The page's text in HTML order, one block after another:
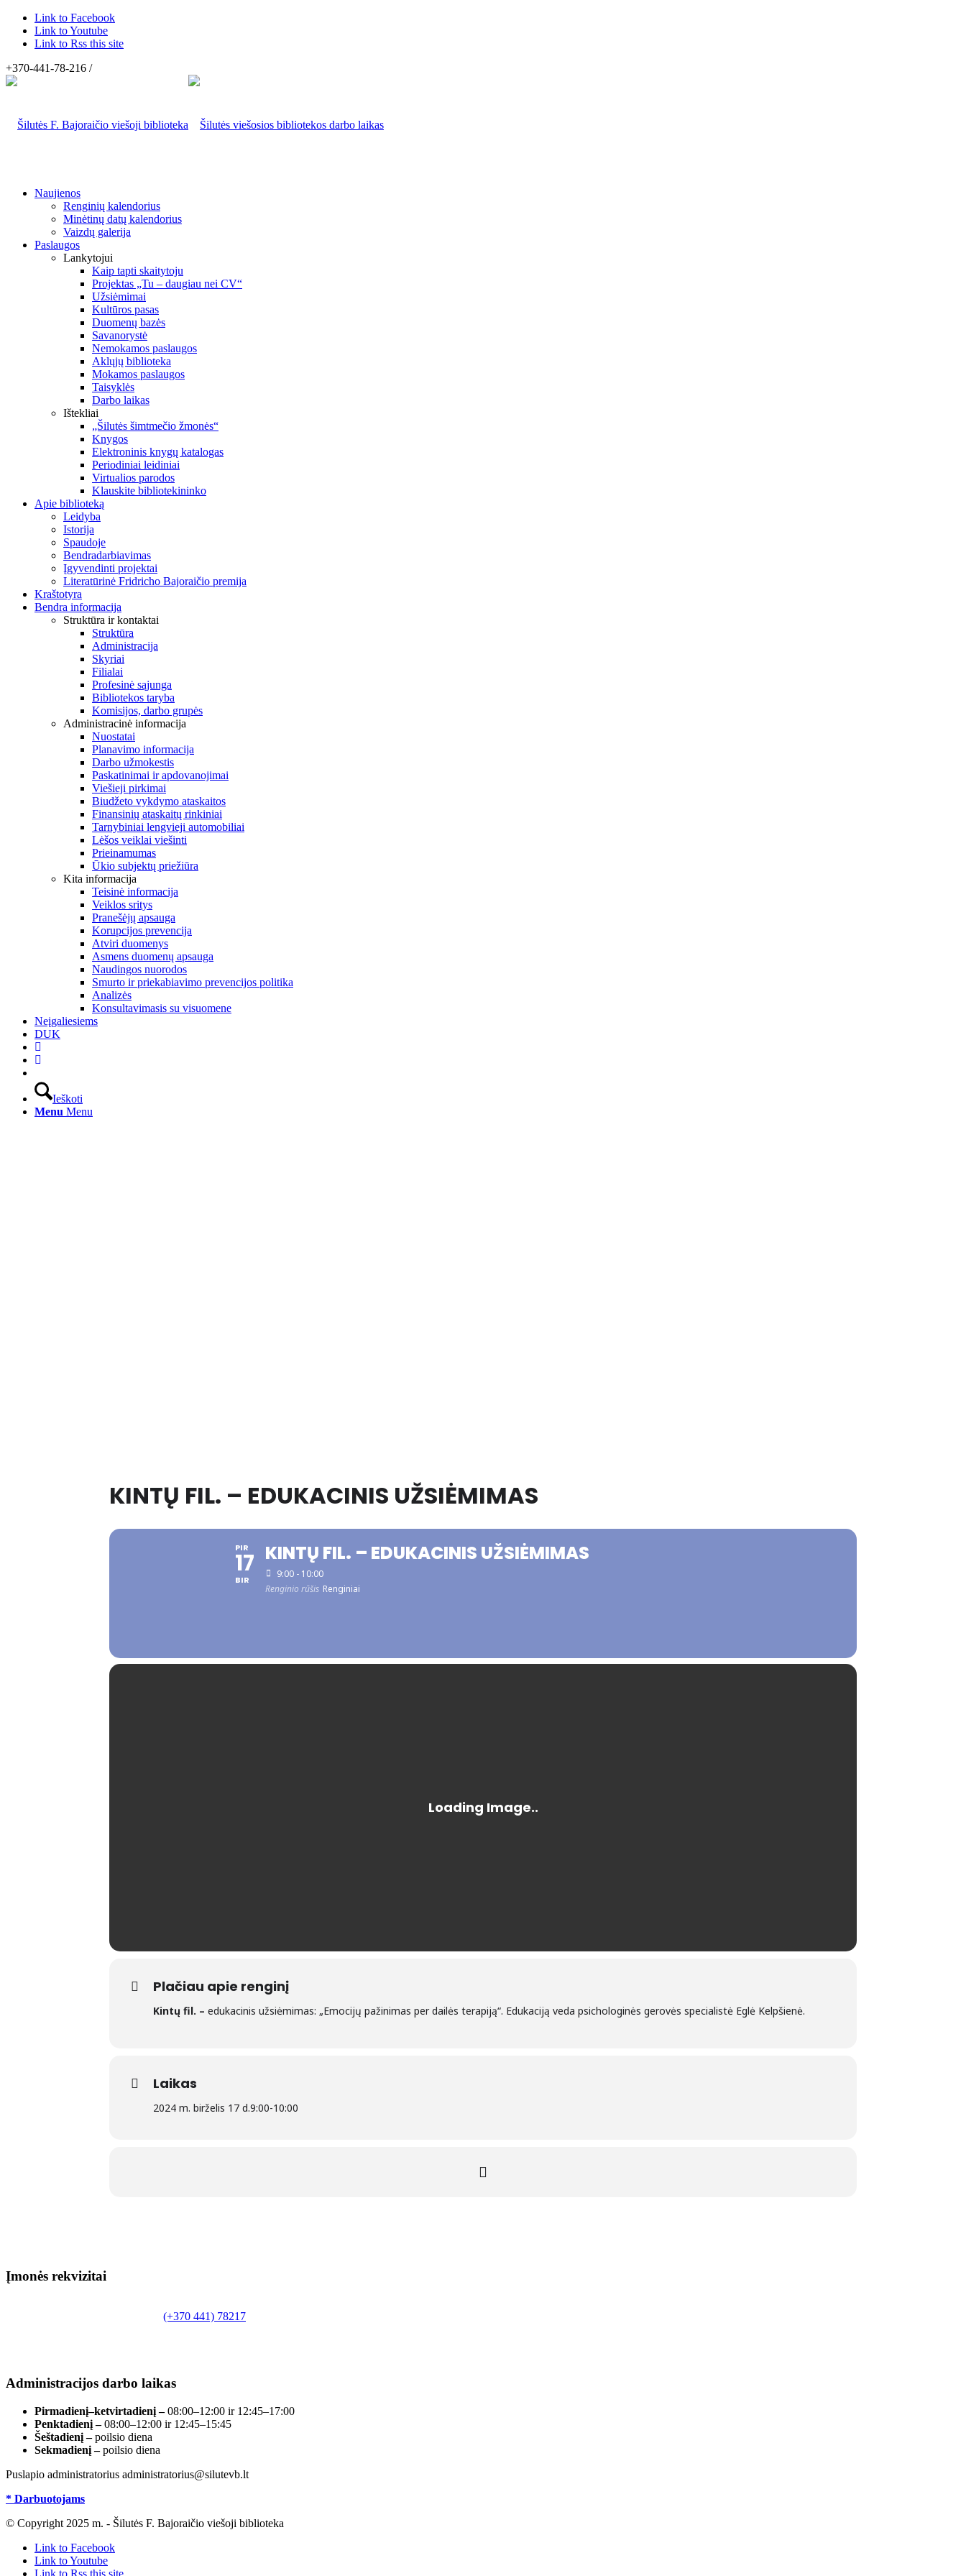
Link to Facebook
Link to Youtube
Link to Rss this site
+370-441-78-216 /
Naujienos
Renginių kalendorius
Minėtinų datų kalendorius
Vaizdų galerija
Paslaugos
Lankytojui
Kaip tapti skaitytoju
Projektas „Tu – daugiau nei CV“
Užsiėmimai
Kultūros pasas
Duomenų bazės
Savanorystė
Nemokamos paslaugos
Aklųjų biblioteka
Mokamos paslaugos
Taisyklės
Darbo laikas
Ištekliai
„Šilutės šimtmečio žmonės“
Knygos
Elektroninis knygų katalogas
Periodiniai leidiniai
Virtualios parodos
Klauskite bibliotekininko
Apie biblioteką
Leidyba
Istorija
Spaudoje
Bendradarbiavimas
Įgyvendinti projektai
Literatūrinė Fridricho Bajoraičio premija
Kraštotyra
Bendra informacija
Struktūra ir kontaktai
Struktūra
Administracija
Skyriai
Filialai
Profesinė sąjunga
Bibliotekos taryba
Komisijos, darbo grupės
Administracinė informacija
Nuostatai
Planavimo informacija
Darbo užmokestis
Paskatinimai ir apdovanojimai
Viešieji pirkimai
Biudžeto vykdymo ataskaitos
Finansinių ataskaitų rinkiniai
Tarnybiniai lengvieji automobiliai
Lėšos veiklai viešinti
Prieinamumas
Ūkio subjektų priežiūra
Kita informacija
Teisinė informacija
Veiklos sritys
Pranešėjų apsauga
Korupcijos prevencija
Atviri duomenys
Asmens duomenų apsauga
Naudingos nuorodos
Smurto ir priekabiavimo prevencijos politika
Analizės
Konsultavimasis su visuomene
Neįgaliesiems
DUK
Ieškoti
Menu Menu
KINTŲ FIL. – EDUKACINIS UŽSIĖMIMAS
PIR
17
BIR
KINTŲ FIL. – EDUKACINIS UŽSIĖMIMAS
9:00 - 10:00
Renginio rūšis Renginiai
Plačiau apie renginį
Kintų fil. – edukacinis užsiėmimas: „Emocijų pažinimas per dailės terapiją“. Edukaciją veda psichologinės gerovės specialistė Eglė Kelpšienė.
Laikas
2024 m. birželis 17 d.9:00-10:00
Įmonės rekvizitai
(+370 441) 78217
Administracijos darbo laikas
Pirmadienį–ketvirtadienį –08:00–12:00 ir 12:45–17:00
Penktadienį –08:00–12:00 ir 12:45–15:45
Šeštadienį –poilsio diena
Sekmadienį –poilsio diena
Puslapio administratorius administratorius@silutevb.lt
* Darbuotojams
© Copyright 2025 m. - Šilutės F. Bajoraičio viešoji biblioteka
Link to Facebook
Link to Youtube
Link to Rss this site